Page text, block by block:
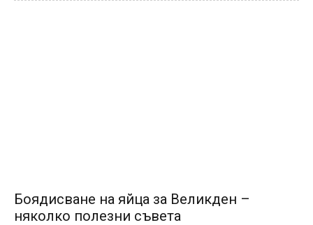
Боядисване на яйца за Великден –
няколко полезни съвета